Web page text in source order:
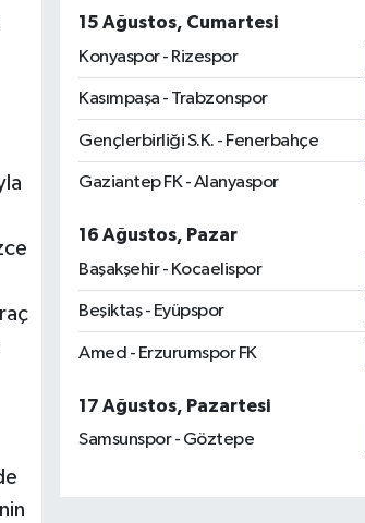
15 Ağustos, Cumartesi
Konyaspor - Rizespor
Kasımpaşa - Trabzonspor
Gençlerbirliği S.K. - Fenerbahçe
Gaziantep FK - Alanyaspor
16 Ağustos, Pazar
Başakşehir - Kocaelispor
Beşiktaş - Eyüpspor
Amed - Erzurumspor FK
17 Ağustos, Pazartesi
Samsunspor - Göztepe